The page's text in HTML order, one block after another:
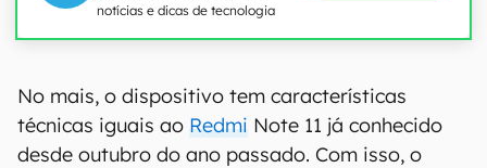
notícias e dicas de tecnologia
No mais, o dispositivo tem características
técnicas iguais ao Redmi Note 11 já conhecido
desde outubro do ano passado. Com isso, o